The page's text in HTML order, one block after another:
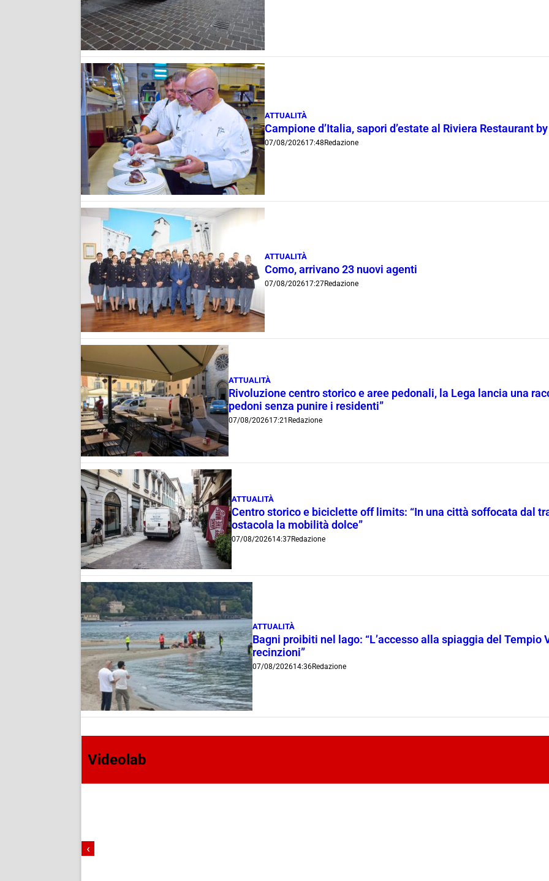
ATTUALITÀ
Campione d’Italia, sapori d’estate al Riviera Restaurant
07/08/202617:48 Redazione
ATTUALITÀ
Como, arrivano 23 nuovi agenti
07/08/202617:27Redazione
ATTUALITÀ
Rivoluzione centro storico e aree pedonali, la Lega lancia una
pedoni senza punire i residenti”
07/08/202617:21 Redazione
ATTUALITÀ
Centro storico e biciclette off limits: “In una città soffocata dal
ostacola la mobilità dolce”
07/08/202614:37Redazione
ATTUALITÀ
Bagni proibiti nel lago: “L’accesso alla spiaggia del
recinzioni”
07/08/202614:36Redazione
Videolab
‹